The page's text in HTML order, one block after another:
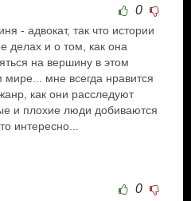
0
- адвокат, так что истории
делах и о том, как она
на вершину в этом
мне всегда нравится
как они расследуют
и плохие люди добиваются
интересно...
0